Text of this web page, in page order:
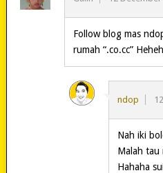
Follow blog mas
rumah “.co.cc”
ndop
Nah iki
Malah tau
Hahaha